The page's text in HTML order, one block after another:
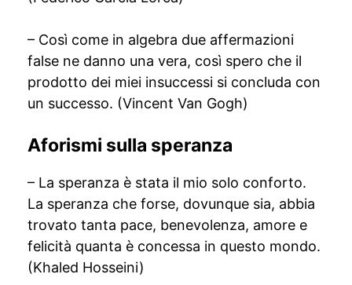
– Così come in algebra due affermazioni
false ne danno una vera, così spero che il
prodotto dei miei insuccessi si concluda con
un successo. (Vincent Van Gogh)
Aforismi sulla speranza
– La speranza è stata il mio solo conforto.
La speranza che forse, dovunque sia, abbia
trovato tanta pace, benevolenza, amore e
felicità quanta è concessa in questo mondo.
(Khaled Hosseini)